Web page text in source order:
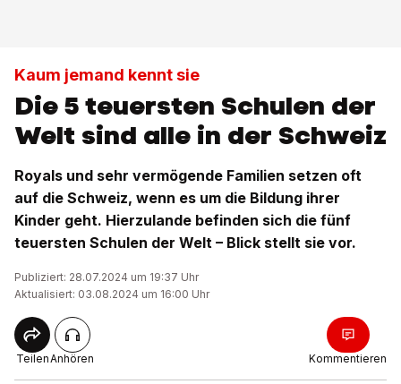
Kaum jemand kennt sie
Die 5 teuersten Schulen der
Welt sind alle in der Schweiz
Royals und sehr vermögende Familien setzen oft
auf die Schweiz, wenn es um die Bildung ihrer
Kinder geht. Hierzulande befinden sich die fünf
teuersten Schulen der Welt – Blick stellt sie vor.
Publiziert: 28.07.2024 um 19:37 Uhr
Aktualisiert: 03.08.2024 um 16:00 Uhr
TeilenAnhören Kommentieren